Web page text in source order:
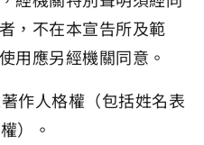
，不在本宣告所及範
用應另經機關同意。
作人格權（包括姓名表
）。